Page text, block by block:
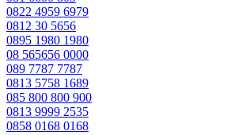
0822 4959 6979
0812 30 5656
0895 1980 1980
08 565656 0000
089 7787 7787
0813 5758 1689
085 800 800 900
0813 9999 2535
0858 0168 0168